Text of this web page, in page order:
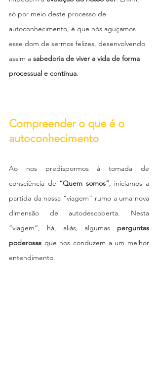
só por meio deste processo de
autoconhecimento, é que nós aguçamos
esse dom de sermos felizes, desenvolvendo
assim a sabedoria de viver a vida de forma
processual e contínua.
Compreender o que é o
autoconhecimento
Ao nos predispormos à tomada de
consciência de “Quem somos”, iniciamos a
partida da nossa “viagem” rumo a uma nova
dimensão de autodescoberta. Nesta
“viagem”, há, aliás, algumas perguntas
poderosas que nos conduzem a um melhor
entendimento.